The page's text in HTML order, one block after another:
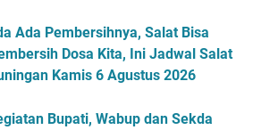
Ada Pembersihnya, Salat Bisa
Dosa Kita, Ini Jadwal Salat
Kamis 6 Agustus 2026
Bupati, Wabup dan Sekda